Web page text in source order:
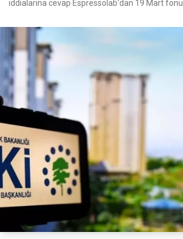
iddialarına cevap Espressolab'dan 19 Mart fonu